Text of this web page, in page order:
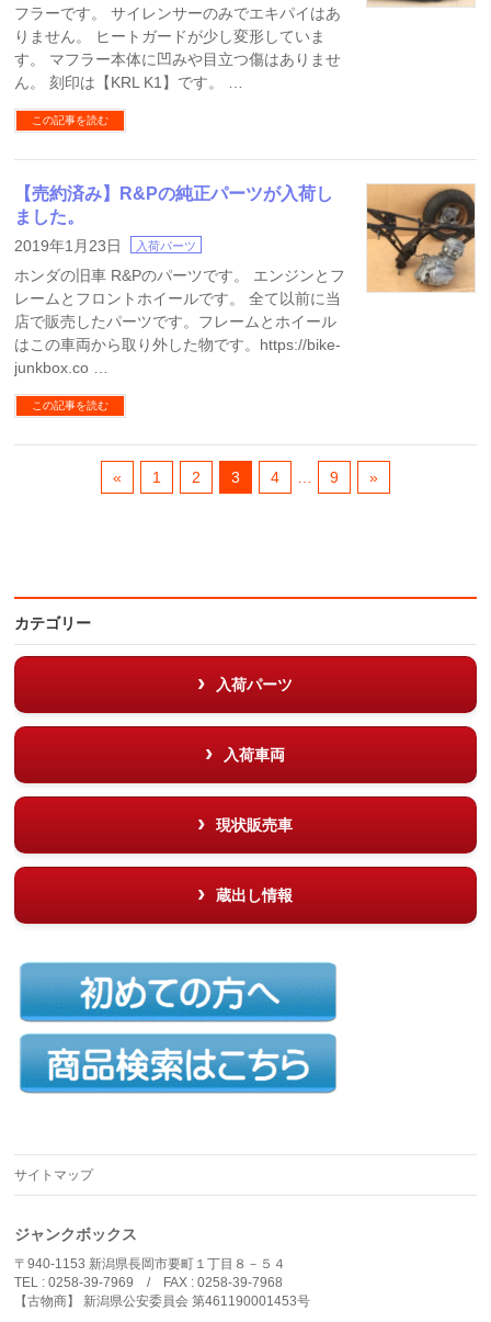
フラーです。 サイレンサーのみでエキパイはあ
りません。 ヒートガードが少し変形していま
す。 マフラー本体に凹みや目立つ傷はありませ
ん。 刻印は【KRL K1】です。 …
この記事を読む
【売約済み】R&Pの純正パーツが入荷し
ました。
2019年1月23日 入荷パーツ
ホンダの旧車 R&Pのパーツです。 エンジンとフ
レームとフロントホイールです。 全て以前に当
店で販売したパーツです。フレームとホイール
はこの車両から取り外した物です。https://bike-
junkbox.co …
この記事を読む
« 1 2 3 4 9 »
カテゴリー
入荷パーツ
入荷車両
現状販売車
蔵出し情報
サイトマップ
ジャンクボックス
〒940-1153 新潟県長岡市要町１丁目８－５４
TEL : 0258-39-7969 / FAX : 0258-39-7968
【古物商】 新潟県公安委員会 第461190001453号